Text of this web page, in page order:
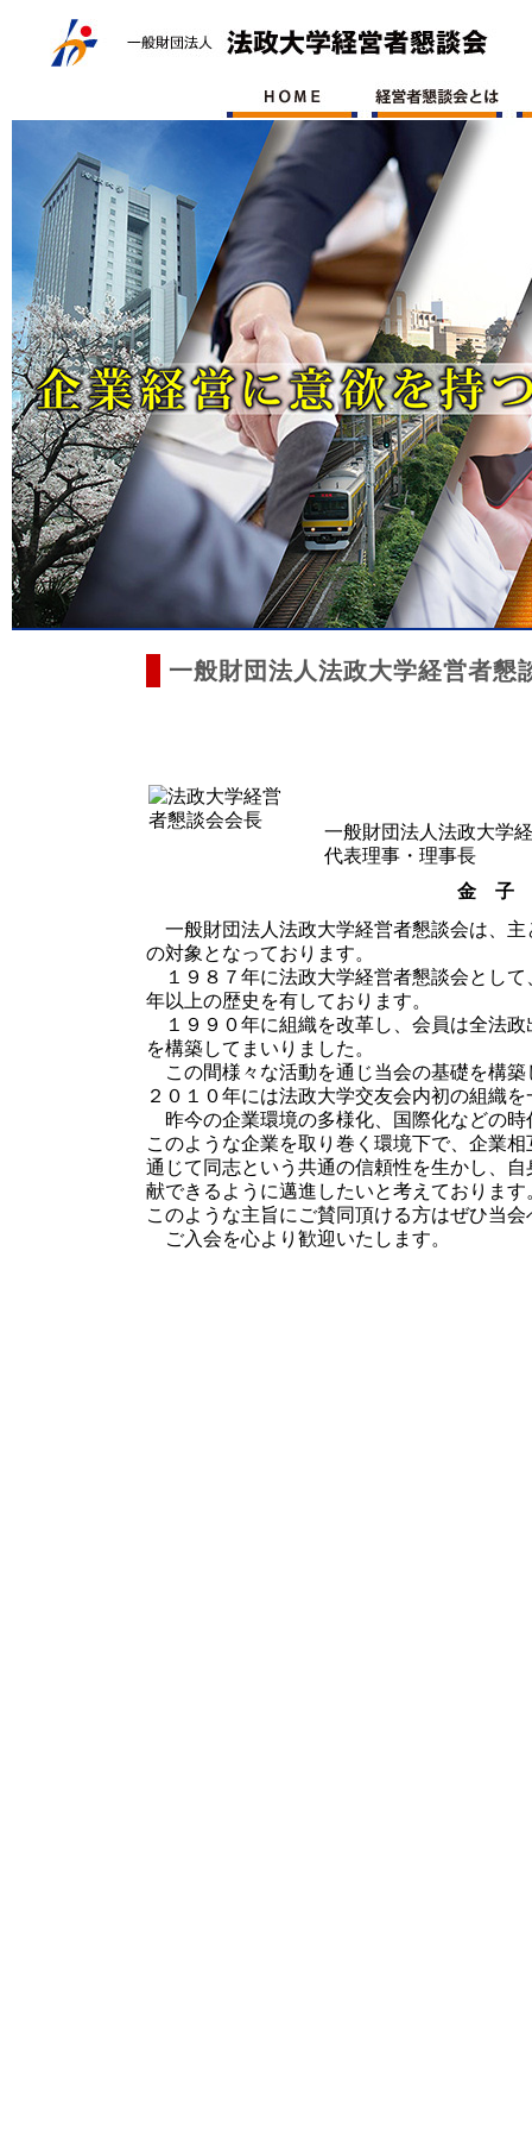
一般財団法人法政大学経営者懇
一般財団法人法政大学
代表理事・理事長
金 子
一般財団法人法政大学経営者懇談会は、
の対象となっております。
１９８７年に法政大学経営者懇談会とし
年以上の歴史を有しております。
１９９０年に組織を改革し、会員は全法
を構築してまいりました。
この間様々な活動を通じ当会の基礎を構
２０１０年には法政大学交友会内初の組織
昨今の企業環境の多様化、国際化などの
このような企業を取り巻く環境下で、企業
通じて同志という共通の信頼性を生かし、
献できるように邁進したいと考えております
このような主旨にご賛同頂ける方はぜひ当
ご入会を心より歓迎いたします。